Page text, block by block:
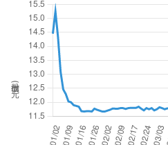
股價(元)